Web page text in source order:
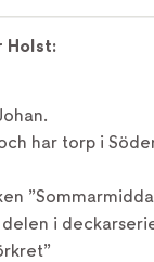
Holst:
har torp i
i